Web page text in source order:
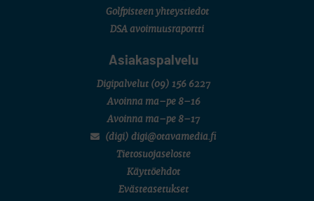
Golfpisteen yhteystiedot
DSA avoimuusraportti
Asiakaspalvelu
Digipalvelut (09) 156 6227
Avoinna ma–pe 8–16
Avoinna ma–pe 8–17
(digi) digi@otavamedia.fi
Tietosuojaseloste
Käyttöehdot
Evästeasetukset